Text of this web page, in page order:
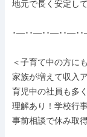
地元で長く安定し
･―･･―･･―･･―･
＜子育て中の方に
家族が増えて収入
育児中の社員も多
理解あり！学校行
事前相談で休み取